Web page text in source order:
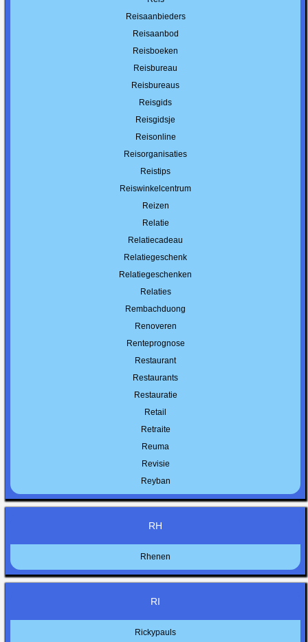
Reisaanbieders
Reisaanbod
Reisboeken
Reisbureau
Reisbureaus
Reisgids
Reisgidsje
Reisonline
Reisorganisaties
Reistips
Reiswinkelcentrum
Reizen
Relatie
Relatiecadeau
Relatiegeschenk
Relatiegeschenken
Relaties
Rembachduong
Renoveren
Renteprognose
Restaurant
Restaurants
Restauratie
Retail
Retraite
Reuma
Revisie
Reyban
RH
Rhenen
RI
Rickypauls